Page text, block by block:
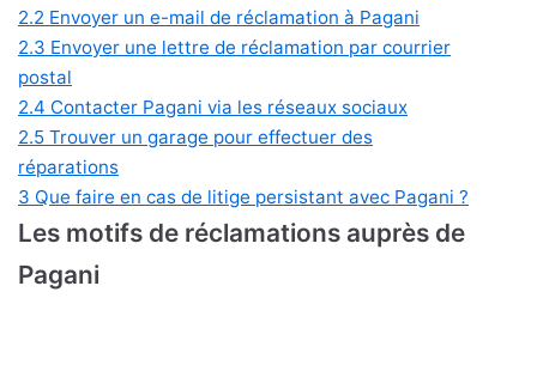
2.2 Envoyer un e-mail de réclamation à Pagani
2.3 Envoyer une lettre de réclamation par courrier
postal
2.4 Contacter Pagani via les réseaux sociaux
2.5 Trouver un garage pour effectuer des
réparations
3 Que faire en cas de litige persistant avec Pagani ?
Les motifs de réclamations auprès de
Pagani